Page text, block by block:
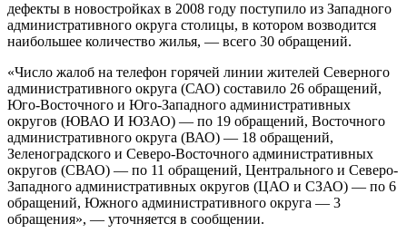
дефекты в новостройках в 2008 году поступило из Западного
административного округа столицы, в котором возводится
наибольшее количество жилья, — всего 30 обращений.
«Число жалоб на телефон горячей линии жителей Северного
административного округа (САО) составило 26 обращений,
Юго-Восточного и Юго-Западного административных
округов (ЮВАО И ЮЗАО) — по 19 обращений, Восточного
административного округа (ВАО) — 18 обращений,
Зеленоградского и Северо-Восточного административных
округов (СВАО) — по 11 обращений, Центрального и Северо-
Западного административных округов (ЦАО и СЗАО) — по 6
обращений, Южного административного округа — 3
обращения», — уточняется в сообщении.